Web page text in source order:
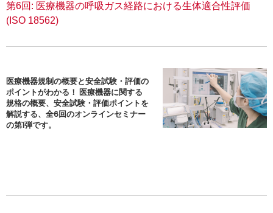
第6回: 医療機器の呼吸ガス経路における生体適合性評価
(ISO 18562)
医療機器規制の概要と安全試験・評価の
ポイントがわかる！ 医療機器に関する
規格の概要、安全試験・評価ポイントを
解説する、全6回のオンラインセミナー
の第1弾です。